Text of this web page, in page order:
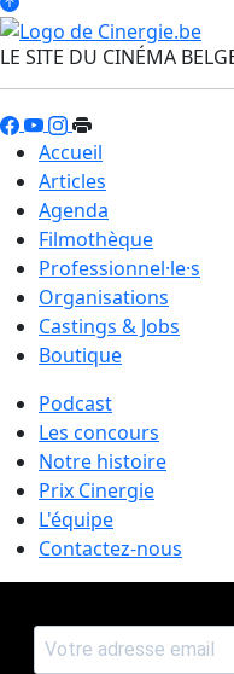
LE SITE DU CINÉMA
Accueil
Articles
Agenda
Filmothèque
Professionnel·le·s
Organisations
Castings & Jobs
Boutique
Podcast
Les concours
Notre histoire
Prix Cinergie
L'équipe
Contactez-nous